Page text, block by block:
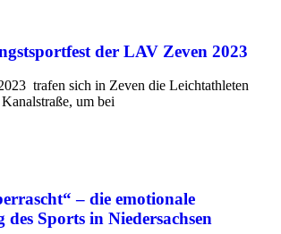
der LAV Zeven 2023
trafen sich in Zeven die Leichtathleten
um bei
– die emotionale
des Sports in Niedersachsen